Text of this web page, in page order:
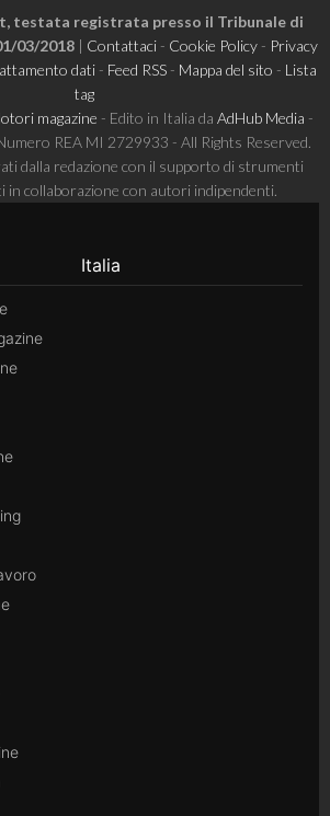
testata registrata presso il Tribunale di
03/2018| Contattaci- Cookie Policy- Privacy
dati- Feed RSS- Mappa del sito - Lista
tag
magazine - Edito in Italia da AdHub Media -
REA MI 2729933 - All Rights Reserved.
dalla redazione con il supporto di strumenti
in collaborazione con autori indipendenti.
Italia